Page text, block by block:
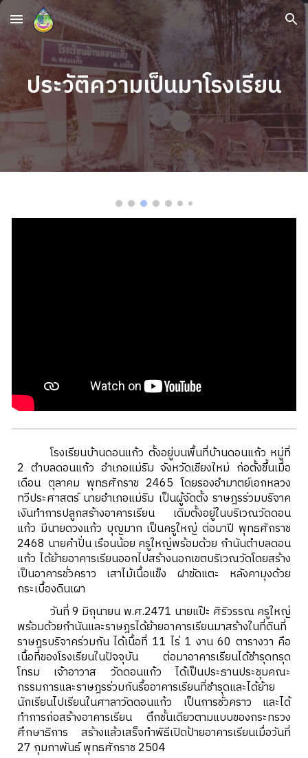
Skip to main content Skip to navigation
ประวัติความเป็นมาโรงเรียน
โรงเรียนบ้านดอนแก้ว ตั้งอยู่บนพื้นที่บ้านดอนแก้ว หมู่ที่
2 ตำบลดอนแก้ว อำเภอแม่ริม จังหวัดเชียงใหม่ ก่อตั้งขึ้นเมื่อ
เดือน ตุลาคม พุทธศักราช 2465 โดยรองอำมาตย์เอกหลวง
ทวีประศาสตร์ นายอำเภอแม่ริม เป็นผู้จัดตั้ง ราษฎรร่วมบริจาค
เงินทำการปลูกสร้างอาคารเรียน เดิมตั้งอยู่ในบริเวณวัดดอน
แก้ว มีนายดวงแก้ว บุญมาก เป็นครูใหญ่ ต่อมาปี พุทธศักราช
2468 นายคำปั่น เรือนน้อย ครูใหญ่พร้อมด้วย กำนันตำบลดอน
แก้ว ได้ย้ายอาคารเรียนออกไปสร้างนอกเขตบริเวณวัดโดยสร้าง
เป็นอาคารชั่วคราว เสาไม้เนื้อแข็ง ฝาขัดแตะ หลังคามุงด้วย
กระเบื้องดินเผา
วันที่ 9 มิถุนายน พ.ศ.2471 นายแป๊ะ ศิริวรรณ ครูใหญ่
พร้อมด้วยกำนันและราษฎรได้ย้ายอาคารเรียนมาสร้างในที่ดินที่
ราษฎรบริจาคร่วมกัน ได้เนื้อที่ 11 ไร่ 1 งาน 60 ตารางวา คือ
เนื้อที่ของโรงเรียนในปัจจุบัน ต่อมาอาคารเรียนได้ชำรุดทรุด
โทรม เจ้าอาวาส วัดดอนแก้ว ได้เป็นประธานประชุมคณะ
กรรมการและราษฎรร่วมกันรื้ออาคารเรียนที่ชำรุดและได้ย้าย
นักเรียนไปเรียนในศาลาวัดดอนแก้ว เป็นการชั่วคราว และได้
ทำการก่อสร้างอาคารเรียน ตึกชั้นเดียวตามแบบของกระทรวง
ศึกษาธิการ สร้างแล้วเสร็จทำพิธีเปิดป้ายอาคารเรียนเมื่อวันที่
27 กุมภาพันธ์ พุทธศักราช 2504